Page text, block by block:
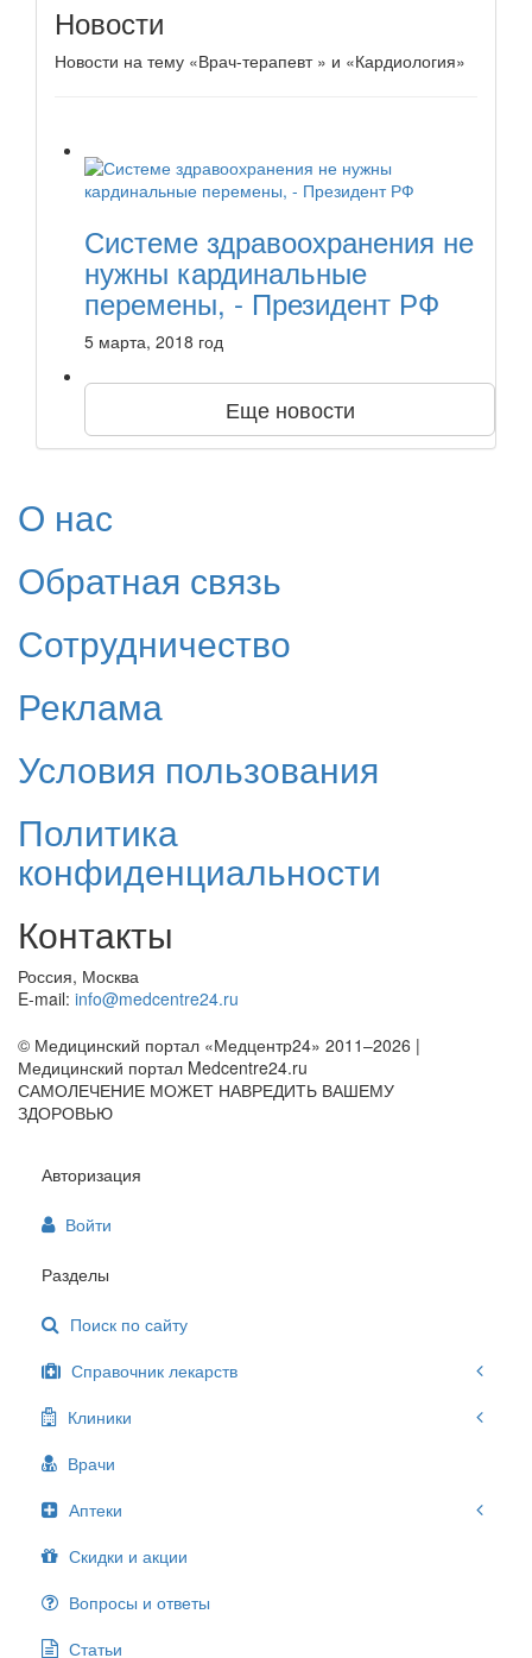
Новости
Новости на тему «Врач-терапевт » и «Кардиология»
Системе здравоохранения не
нужны кардинальные
перемены, - Президент РФ
5 марта, 2018 год
Еще новости
О нас
Обратная связь
Сотрудничество
Реклама
Условия пользования
Политика
конфиденциальности
Контакты
Россия, Москва
E-mail: info@medcentre24.ru
© Медицинский портал «Медцентр24» 2011–2026 |
Медицинский портал Medcentre24.ru
САМОЛЕЧЕНИЕ МОЖЕТ НАВРЕДИТЬ ВАШЕМУ
ЗДОРОВЬЮ
Авторизация
Войти
Разделы
Поиск по сайту
Справочник лекарств
Клиники
Врачи
Аптеки
Скидки и акции
Вопросы и ответы
Статьи